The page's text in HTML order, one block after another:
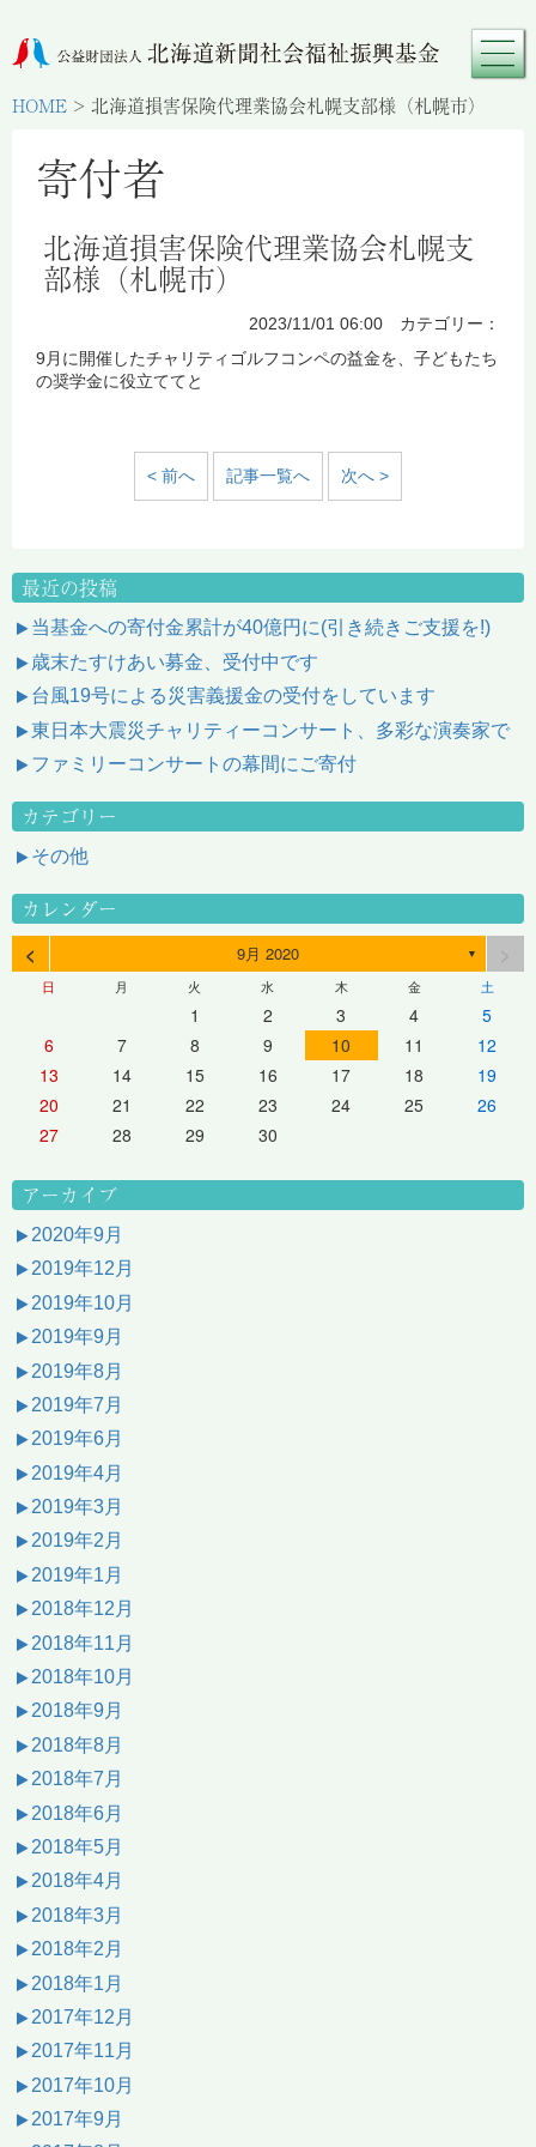
HOME > 北海道損害保険代理業協会札幌支部様（札幌市）
寄付者
北海道損害保険代理業協会札幌支
部様（札幌市）
2023/11/01 06:00 カテゴリー：
9月に開催したチャリティゴルフコンペの益金を、子どもたち
の奨学金に役立ててと
< 前へ 記事一覧へ 次へ >
最近の投稿
当基金への寄付金累計が40億円に(引き続きご支援を!)
歳末たすけあい募金、受付中です
台風19号による災害義援金の受付をしています
東日本大震災チャリティーコンサート、多彩な演奏家で
ファミリーコンサートの幕間にご寄付
カテゴリー
その他
カレンダー
< 9月 2020 ▼
日 月 火 水 木 金 土
1 2 3 4
5
6
7 8 9 10 11
12
13
14 15 16 17 18
19
20
21 22 23 24 25
26
27
28 29 30
アーカイブ
2020年9月
2019年12月
2019年10月
2019年9月
2019年8月
2019年7月
2019年6月
2019年4月
2019年3月
2019年2月
2019年1月
2018年12月
2018年11月
2018年10月
2018年9月
2018年8月
2018年7月
2018年6月
2018年5月
2018年4月
2018年3月
2018年2月
2018年1月
2017年12月
2017年11月
2017年10月
2017年9月